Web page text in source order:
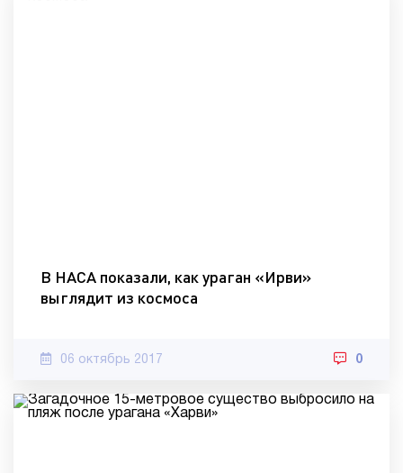
В НАСА показали, как ураган «Ирви»
выглядит из космоса
06 октябрь 2017 0